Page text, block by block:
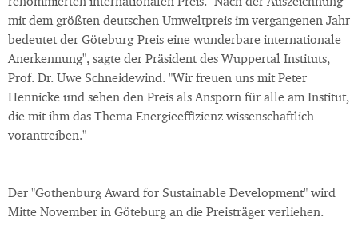
mit dem größten deutschen Umweltpreis im vergangenen Jahr
bedeutet der Göteburg-Preis eine wunderbare internationale
Anerkennung", sagte der Präsident des Wuppertal Instituts,
Prof. Dr. Uwe Schneidewind. "Wir freuen uns mit Peter
Hennicke und sehen den Preis als Ansporn für alle am Institut,
die mit ihm das Thema Energieeffizienz wissenschaftlich
vorantreiben."
Der "Gothenburg Award for Sustainable Development" wird
Mitte November in Göteburg an die Preisträger verliehen.